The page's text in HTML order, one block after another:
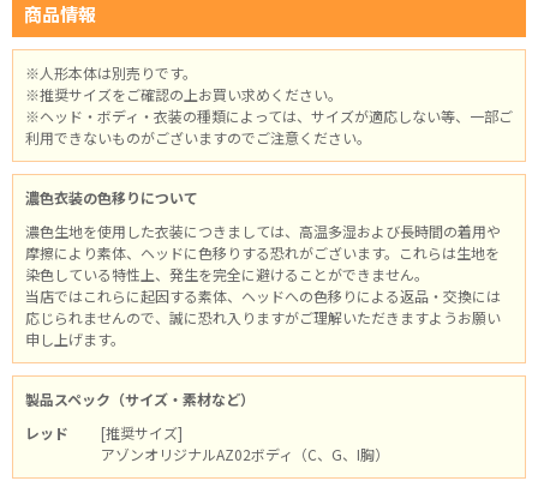
商品情報
※人形本体は別売りです。
※推奨サイズをご確認の上お買い求めください。
※ヘッド・ボディ・衣装の種類によっては、サイズが適応しない等、一部ご
利用できないものがございますのでご注意ください。
濃色衣装の色移りについて
濃色生地を使用した衣装につきましては、高温多湿および長時間の着用や
摩擦により素体、ヘッドに色移りする恐れがございます。これらは生地を
染色している特性上、発生を完全に避けることができません。
当店ではこれらに起因する素体、ヘッドへの色移りによる返品・交換には
応じられませんので、誠に恐れ入りますがご理解いただきますようお願い
申し上げます。
製品スペック（サイズ・素材など）
レッド
[推奨サイズ]
アゾンオリジナルAZ02ボディ（C、G、I胸）